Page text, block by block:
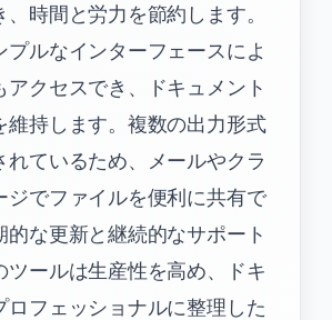
、時間と労力を節約します。
プルなインターフェースによ
アクセスでき、ドキュメント
維持します。複数の出力形式
れているため、メールやクラ
ジでファイルを便利に共有で
的な更新と継続的なサポート
ツールは生産性を高め、ドキ
ロフェッショナルに整理した